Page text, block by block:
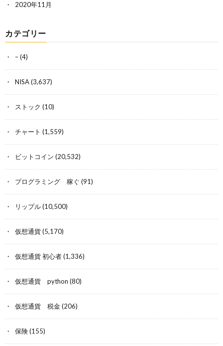
2020年11月
カテゴリー
–(4)
NISA(3,637)
ストック (10)
チャート (1,559)
ビットコイン (20,532)
プログラミング 稼ぐ (91)
リップル(10,500)
仮想通貨(5,170)
仮想通貨 初心者(1,336)
仮想通貨 python (80)
仮想通貨 税金(206)
保険(155)